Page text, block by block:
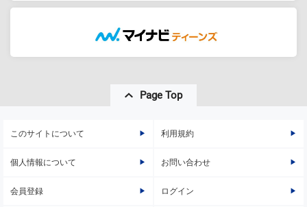
Page Top
このサイトについて 利用規約
個人情報について お問い合わせ
会員登録 ログイン